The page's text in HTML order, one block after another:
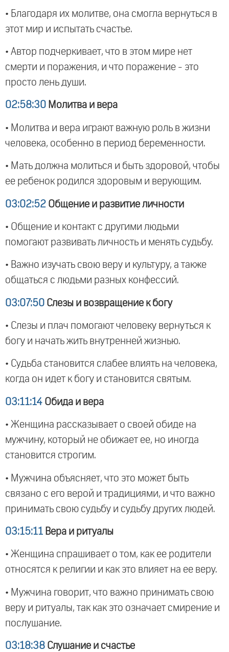
• Благодаря их молитве, она смогла вернуться в
этот мир и испытать счастье.
• Автор подчеркивает, что в этом мире нет
смерти и поражения, и что поражение - это
просто лень души.
02:58:30 Молитва и вера
• Молитва и вера играют важную роль в жизни
человека, особенно в период беременности.
• Мать должна молиться и быть здоровой, чтобы
ее ребенок родился здоровым и верующим.
03:02:52 Общение и развитие личности
• Общение и контакт с другими людьми
помогают развивать личность и менять судьбу.
• Важно изучать свою веру и культуру, а также
общаться с людьми разных конфессий.
03:07:50 Слезы и возвращение к богу
• Слезы и плач помогают человеку вернуться к
богу и начать жить внутренней жизнью.
• Судьба становится слабее влиять на человека,
когда он идет к богу и становится святым.
03:11:14 Обида и вера
• Женщина рассказывает о своей обиде на
мужчину, который не обижает ее, но иногда
становится строгим.
• Мужчина объясняет, что это может быть
связано с его верой и традициями, и что важно
принимать свою судьбу и судьбу других людей.
03:15:11 Вера и ритуалы
• Женщина спрашивает о том, как ее родители
относятся к религии и как это влияет на ее веру.
• Мужчина говорит, что важно принимать свою
веру и ритуалы, так как это означает смирение и
послушание.
03:18:38 Слушание и счастье